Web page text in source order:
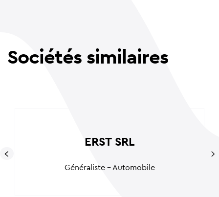
Sociétés similaires
ERST SRL
Généraliste - Automobile